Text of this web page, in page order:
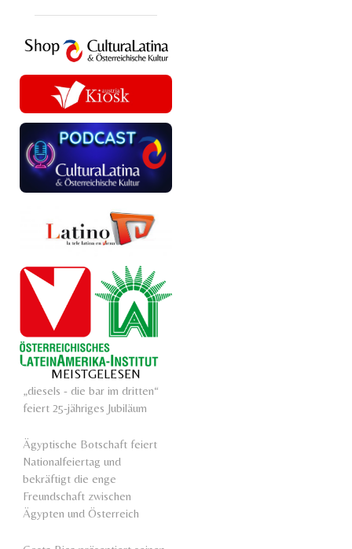
MEISTGELESEN
„diesels - die bar im dritten“
feiert 25-jähriges Jubiläum
Ägyptische Botschaft feiert
Nationalfeiertag und
bekräftigt die enge
Freundschaft zwischen
Ägypten und Österreich